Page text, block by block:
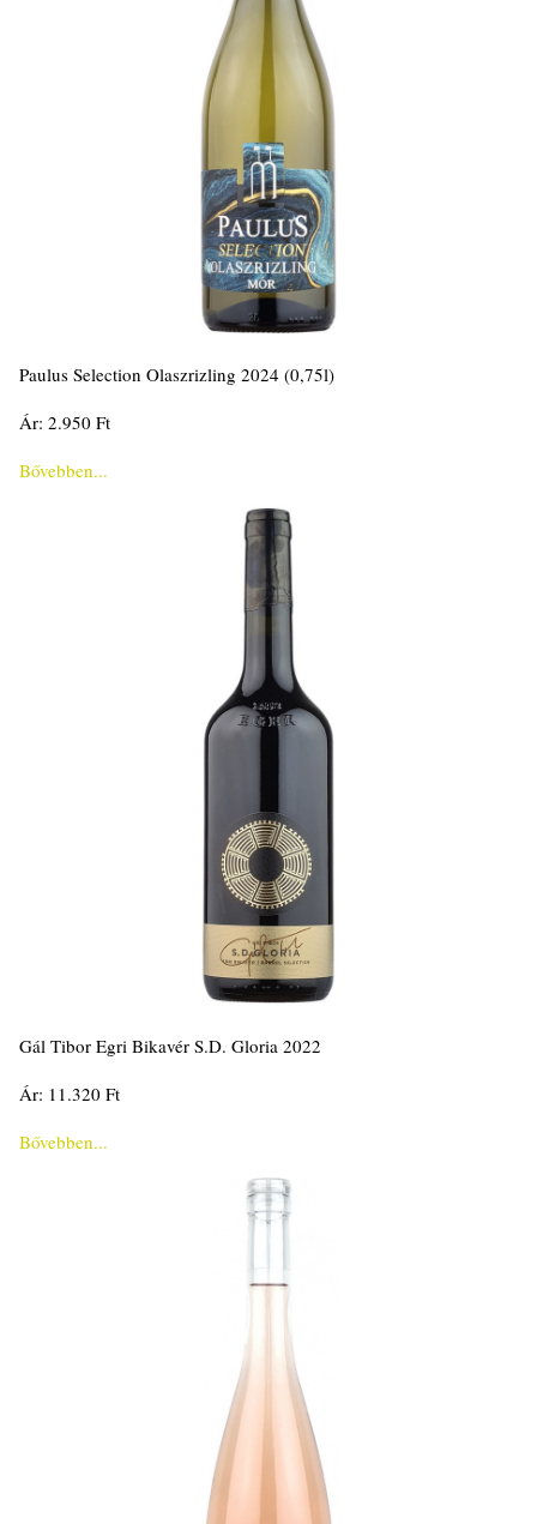
Paulus Selection Olaszrizling 2024 (0,75l)
Ár: 2.950 Ft
Bővebben...
Gál Tibor Egri Bikavér S.D. Gloria 2022
Ár: 11.320 Ft
Bővebben...